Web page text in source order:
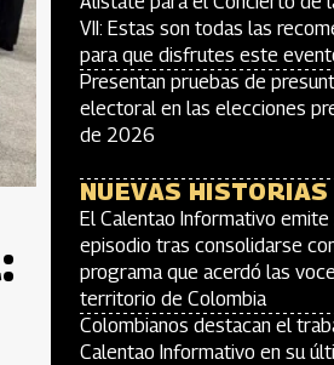
VII: Estas son todas las
para que disfrutes este
Presentan pruebas de
electoral en las elecciones
de 2026
NUEVAS HISTORIAS
El Calentao Informativo emite
episodio tras consolidarse
programa que acerdó las
territorio de Colombia
Colombianos destacan el
Calentao Informativo en su